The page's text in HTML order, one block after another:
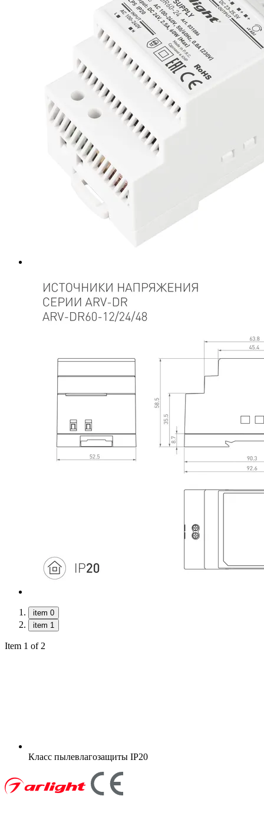
item 0
item 1
Item 1 of 2
Класс пылевлагозащиты IP20